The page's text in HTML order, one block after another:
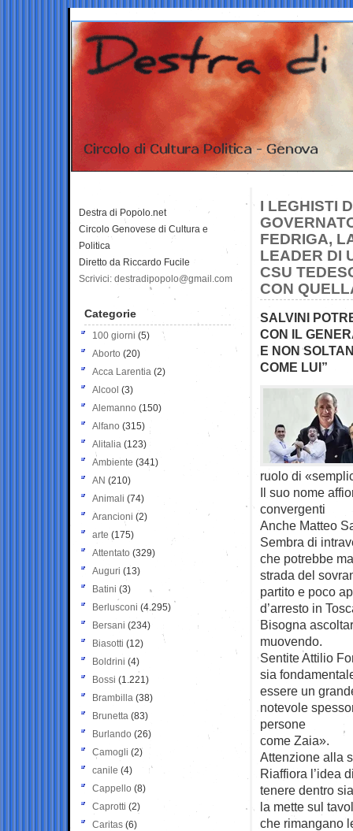
I LEGHISTI
FEDRIGA,
LEADER DI
CSU
CON
SALVINI
CON IL
E NON
COME LUI”
ruolo di
Il suo nome
convergenti
Anche Matteo
Sembra di
che potrebbe
strada del
partito e poco
d’arresto in
Bisogna
muovendo.
Sentite Attilio
sia
essere un
notevole
persone
come Zaia».
Attenzione alla
Riaffiora l’idea
tenere dentro
la mette sul
che rimangano
Destra di Popolo.net
Circolo Genovese di Cultura e
Politica
Diretto da Riccardo Fucile
Scrivici: destradipopolo@gmail.com
Categorie
100 giorni (5)
Aborto (20)
Acca Larentia (2)
Alcool (3)
Alemanno (150)
Alfano (315)
Alitalia (123)
Ambiente (341)
AN (210)
Animali (74)
Arancioni (2)
arte (175)
Attentato (329)
Auguri (13)
Batini (3)
Berlusconi (4.295)
Bersani (234)
Biasotti (12)
Boldrini (4)
Bossi (1.221)
Brambilla (38)
Brunetta (83)
Burlando (26)
Camogli (2)
canile (4)
Cappello (8)
Caprotti (2)
Caritas (6)